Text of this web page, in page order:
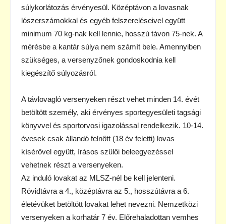
súlykorlátozás érvényesül. Középtávon a lovasnak
lószerszámokkal és egyéb felszereléseivel együtt
minimum 70 kg-nak kell lennie, hosszú távon 75-nek. A
mérésbe a kantár súlya nem számít bele. Amennyiben
szükséges, a versenyzőnek gondoskodnia kell
kiegészítő súlyozásról.
A távlovagló versenyeken részt vehet minden 14. évét
betöltött személy, aki érvényes sportegyesületi tagsági
könyvvel és sportorvosi igazolással rendelkezik. 10-14.
évesek csak állandó felnőtt (18 év feletti) lovas
kísérővel együtt, írásos szülői beleegyezéssel
vehetnek részt a versenyeken.
Az induló lovakat az MLSZ-nél be kell jelenteni.
Rövidtávra a 4., középtávra az 5., hosszútávra a 6.
életévüket betöltött lovakat lehet nevezni. Nemzetközi
versenyeken a korhatár 7 év. Előrehaladottan vemhes